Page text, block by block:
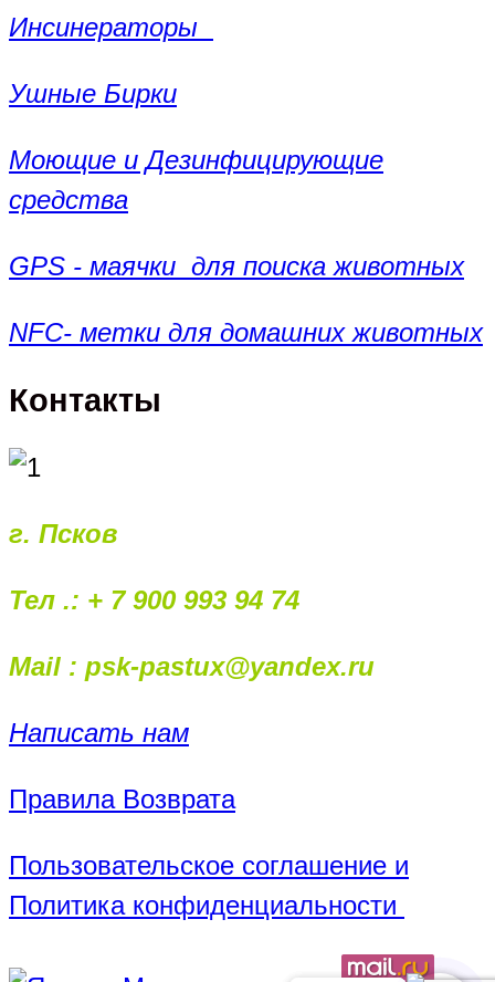
Инсинераторы
Ушные Бирки
Моющие и Дезинфицирующие
средства
GPS - маячки для поиска животных
NFC- метки для домашних животных
Контакты
г. Псков
Тел .: + 7 900 993 94 74
Mail : psk-pastux@yandex.ru
Написать нам
Правила Возврата
Пользовательское соглашение и
Политика конфиденциальности